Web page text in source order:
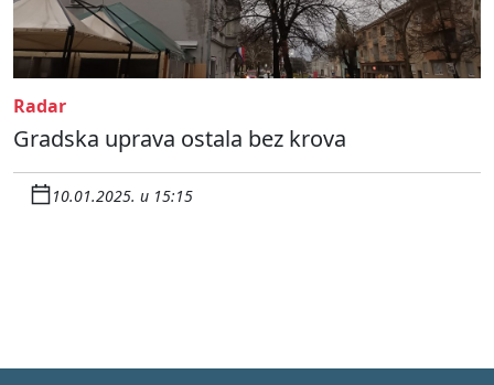
Radar
Gradska uprava ostala bez krova
10.01.2025. u 15:15